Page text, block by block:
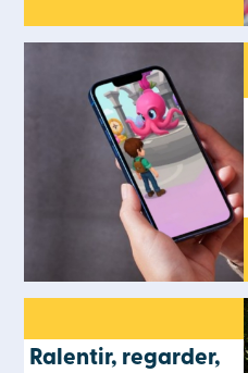
Ralentir, regarder,